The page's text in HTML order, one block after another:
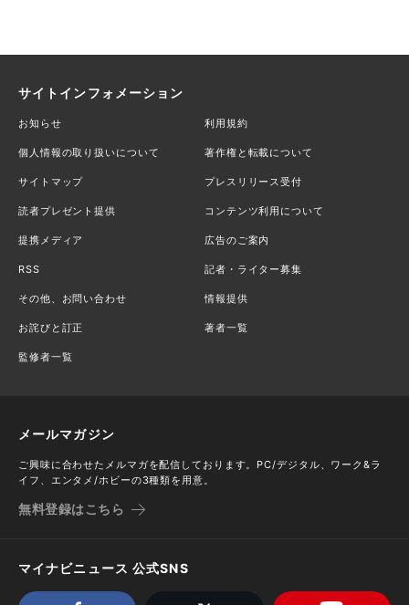
サイトインフォメーション
お知らせ 利用規約
個人情報の取り扱いについて 著作権と転載について
サイトマップ プレスリリース受付
読者プレゼント提供 コンテンツ利用について
提携メディア 広告のご案内
RSS 記者・ライター募集
その他、お問い合わせ 情報提供
お詫びと訂正 著者一覧
監修者一覧
メールマガジン
ご興味に合わせたメルマガを配信しております。PC/デジタル、ワーク&ラ
イフ、エンタメ/ホビーの3種類を用意。
無料登録はこちら
マイナビニュース 公式SNS